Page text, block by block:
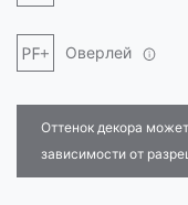
Оверлей
Оттенок декора
зависимости от